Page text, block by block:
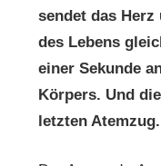
sendet das
des Lebens
einer Sekunde
Körpers. Und
letzten